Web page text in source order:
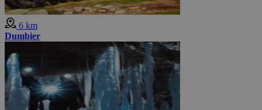
6 km
Dumbier